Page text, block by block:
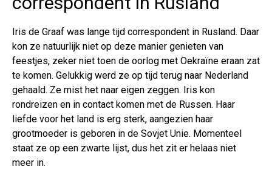
Iris de Graaf was lange tijd correspondent in Rusland. Daar
kon ze natuurlijk niet op deze manier genieten van
feestjes, zeker niet toen de oorlog met Oekraïne eraan zat
te komen. Gelukkig werd ze op tijd terug naar Nederland
gehaald. Ze mist het naar eigen zeggen. Iris kon
rondreizen en in contact komen met de Russen. Haar
liefde voor het land is erg sterk, aangezien haar
grootmoeder is geboren in de Sovjet Unie. Momenteel
staat ze op een zwarte lijst, dus het zit er helaas niet
meer in.